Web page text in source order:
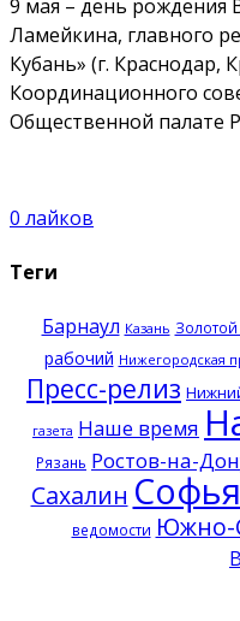
9 мая – день рождения
Ламейкина, главного
Кубань» (г. Краснодар,
Координационного
Общественной палате
0 лайков
Теги
Барнаул Казань Золотой
рабочий Нижегородская
Пресс-релиз
газета Наше время
Рязань Ростов-на-
Сахалин
ведомости Южно-